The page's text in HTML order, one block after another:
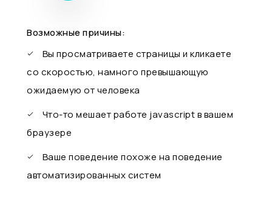
Возможные причины:
Вы просматриваете страницы и кликаете
со скоростью, намного превышающую
ожидаемую от человека
Что-то мешает работе javascript в вашем
браузере
Ваше поведение похоже на поведение
автоматизированных систем